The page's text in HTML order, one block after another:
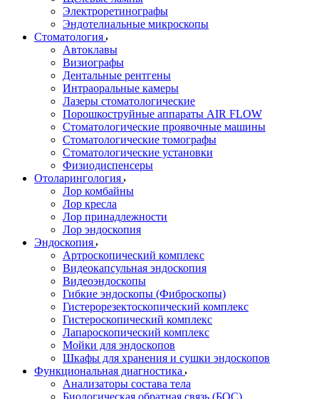
Электроретинографы
Эндотелиальные микроскопы
Стоматология
Автоклавы
Визиографы
Дентальные рентгены
Интраоральные камеры
Лазеры стоматологические
Порошкоструйные аппараты AIR FLOW
Стоматологические проявочные машины
Стоматологические томографы
Стоматологические установки
Физиодиспенсеры
Отоларингология
Лор комбайны
Лор кресла
Лор принадлежности
Лор эндоскопия
Эндоскопия
Артроскопический комплекс
Видеокапсульная эндоскопия
Видеоэндоскопы
Гибкие эндоскопы (Фиброcкопы)
Гистерорезектоскопический комплекс
Гистероскопический комплекс
Лапароскопический комплекс
Мойки для эндоскопов
Шкафы для хранения и сушки эндоскопов
Функциональная диагностика
Анализаторы состава тела
Биологическая обратная связь (БОС)